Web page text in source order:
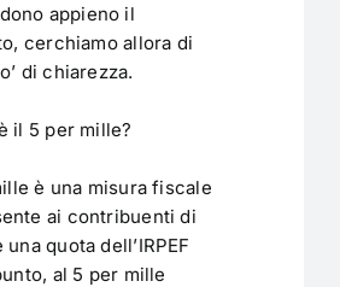
appieno il
cerchiamo allora di
di chiarezza.
il 5 per mille?
è una misura fiscale
ai contribuenti di
quota dell’IRPEF
al 5 per mille